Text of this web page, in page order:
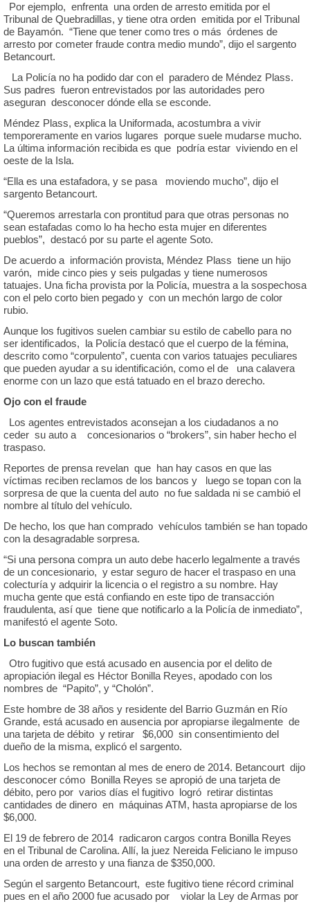
Por ejemplo, enfrenta una orden de arresto emitida por el
Tribunal de Quebradillas, y tiene otra orden emitida por el Tribunal
de Bayamón. “Tiene que tener como tres o más órdenes de
arresto por cometer fraude contra medio mundo”, dijo el sargento
Betancourt.
La Policía no ha podido dar con el paradero de Méndez Plass.
Sus padres fueron entrevistados por las autoridades pero
aseguran desconocer dónde ella se esconde.
Méndez Plass, explica la Uniformada, acostumbra a vivir
temporeramente en varios lugares porque suele mudarse mucho.
La última información recibida es que podría estar viviendo en el
oeste de la Isla.
“Ella es una estafadora, y se pasa moviendo mucho”, dijo el
sargento Betancourt.
“Queremos arrestarla con prontitud para que otras personas no
sean estafadas como lo ha hecho esta mujer en diferentes
pueblos”, destacó por su parte el agente Soto.
De acuerdo a información provista, Méndez Plass tiene un hijo
varón, mide cinco pies y seis pulgadas y tiene numerosos
tatuajes. Una ficha provista por la Policía, muestra a la sospechosa
con el pelo corto bien pegado y con un mechón largo de color
rubio.
Aunque los fugitivos suelen cambiar su estilo de cabello para no
ser identificados, la Policía destacó que el cuerpo de la fémina,
descrito como “corpulento”, cuenta con varios tatuajes peculiares
que pueden ayudar a su identificación, como el de una calavera
enorme con un lazo que está tatuado en el brazo derecho.
Ojo con el fraude
Los agentes entrevistados aconsejan a los ciudadanos a no
ceder su auto a concesionarios o “brokers”, sin haber hecho el
traspaso.
Reportes de prensa revelan que han hay casos en que las
víctimas reciben reclamos de los bancos y luego se topan con la
sorpresa de que la cuenta del auto no fue saldada ni se cambió el
nombre al título del vehículo.
De hecho, los que han comprado vehículos también se han topado
con la desagradable sorpresa.
“Si una persona compra un auto debe hacerlo legalmente a través
de un concesionario, y estar seguro de hacer el traspaso en una
colecturía y adquirir la licencia o el registro a su nombre. Hay
mucha gente que está confiando en este tipo de transacción
fraudulenta, así que tiene que notificarlo a la Policía de inmediato”,
manifestó el agente Soto.
Lo buscan también
Otro fugitivo que está acusado en ausencia por el delito de
apropiación ilegal es Héctor Bonilla Reyes, apodado con los
nombres de “Papito”, y “Cholón”.
Este hombre de 38 años y residente del Barrio Guzmán en Río
Grande, está acusado en ausencia por apropiarse ilegalmente de
una tarjeta de débito y retirar $6,000 sin consentimiento del
dueño de la misma, explicó el sargento.
Los hechos se remontan al mes de enero de 2014. Betancourt dijo
desconocer cómo Bonilla Reyes se apropió de una tarjeta de
débito, pero por varios días el fugitivo logró retirar distintas
cantidades de dinero en máquinas ATM, hasta apropiarse de los
$6,000.
El 19 de febrero de 2014 radicaron cargos contra Bonilla Reyes
en el Tribunal de Carolina. Allí, la juez Nereida Feliciano le impuso
una orden de arresto y una fianza de $350,000.
Según el sargento Betancourt, este fugitivo tiene récord criminal
pues en el año 2000 fue acusado por violar la Ley de Armas por